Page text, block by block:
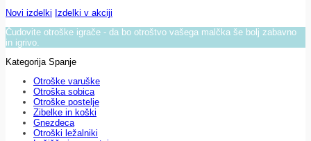
Novi izdelki Izdelki v akciji
Čudovite otroške igrače - da bo otroštvo vašega malčka še bolj zabavno
in igrivo.
Kategorija Spanje
Otroške varuške
Otroška sobica
Otroške postelje
Zibelke in koški
Gnezdeca
Otroški ležalniki